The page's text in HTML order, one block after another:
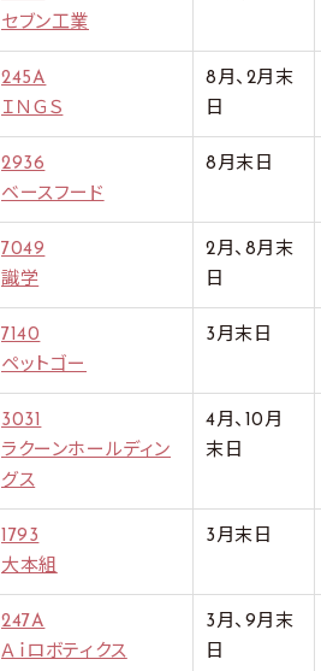
セブン工業
245A
ＩＮＧＳ
8月、2月末
日
2936
ベースフード
8月末日
7049
識学
2月、8月末
日
7140
ペットゴー
3月末日
3031
ラクーンホールディン
グス
4月、10月
末日
1793
大本組
3月末日
247A
Ａｉロボティクス
3月、9月末
日